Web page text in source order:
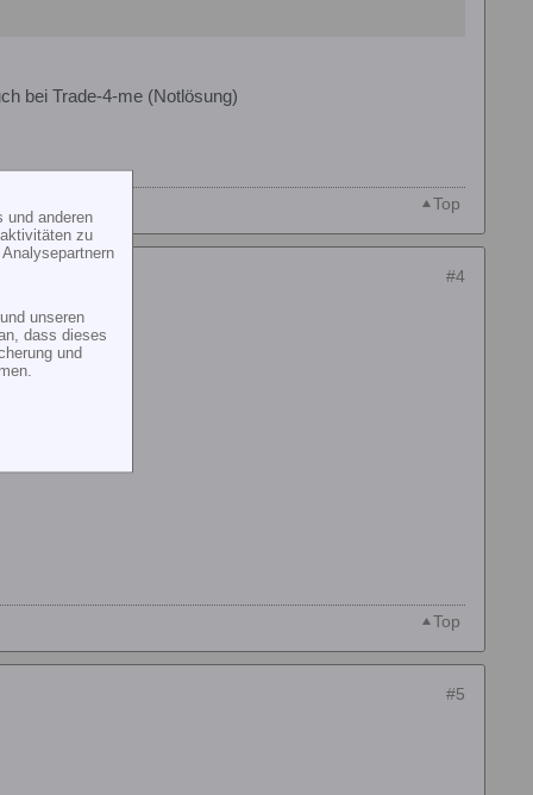
bei Trade-4-me (Notlösung)
Top
#4
Top
#5
und anderen
zu
unseren
dass dieses
und